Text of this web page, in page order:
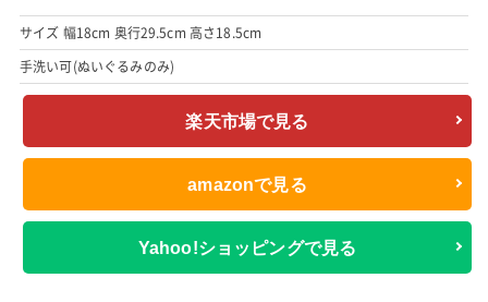
サイズ 幅18cm 奥行29.5cm 高さ18.5cm
手洗い可(ぬいぐるみのみ)
楽天市場で見る
amazonで見る
Yahoo!ショッピングで見る